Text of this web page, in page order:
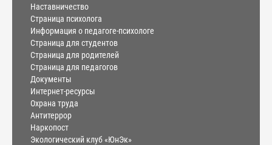
Наставничество
Страница психолога
Информация о педагоге-психологе
Страница для студентов
Страница для родителей
Страница для педагогов
Документы
Интернет-ресурсы
Охрана труда
Антитеррор
Наркопост
Экологический клуб «ЮнЭк»